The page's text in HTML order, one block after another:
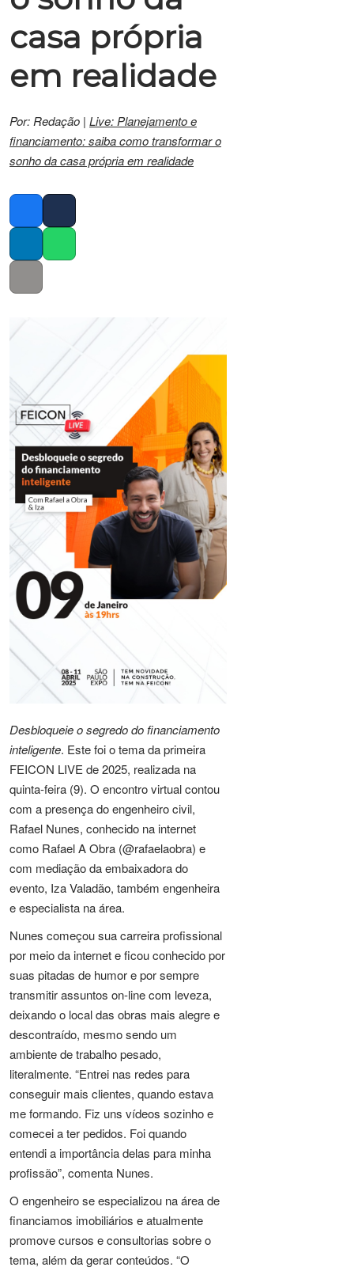
casa própria
em realidade
Por: Redação | Live: Planejamento e
financiamento: saiba como transformar o
sonho da casa própria em realidade
Facebook
Twitter
LinkedInWhatsapp
Copy link
Desbloqueie o segredo do financiamento
inteligente. Este foi o tema da primeira
FEICON LIVE de 2025, realizada na
quinta-feira (9). O encontro virtual contou
com a presença do engenheiro civil,
Rafael Nunes, conhecido na internet
como Rafael A Obra (@rafaelaobra) e
com mediação da embaixadora do
evento, Iza Valadão, também engenheira
e especialista na área.
Nunes começou sua carreira profissional
por meio da internet e ficou conhecido por
suas pitadas de humor e por sempre
transmitir assuntos on-line com leveza,
deixando o local das obras mais alegre e
descontraído, mesmo sendo um
ambiente de trabalho pesado,
literalmente. “Entrei nas redes para
conseguir mais clientes, quando estava
me formando. Fiz uns vídeos sozinho e
comecei a ter pedidos. Foi quando
entendi a importância delas para minha
profissão”, comenta Nunes.
O engenheiro se especializou na área de
financiamos imobiliários e atualmente
promove cursos e consultorias sobre o
tema, além da gerar conteúdos. “O